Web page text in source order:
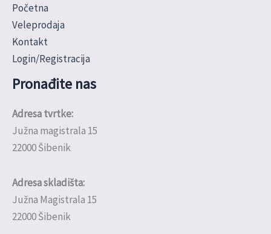
Početna
Veleprodaja
Kontakt
Login/Registracija
Pronađite nas
Adresa tvrtke:
Južna magistrala 15
22000 Šibenik
Adresa skladišta:
Južna Magistrala 15
22000 Šibenik